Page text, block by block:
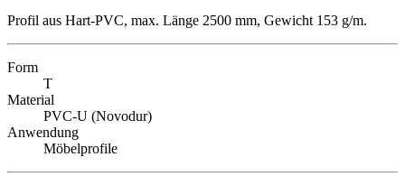
Profil aus Hart-PVC, max. Länge 2500 mm, Gewicht 153 g/m.
Form
T
Material
PVC-U (Novodur)
Anwendung
Möbelprofile